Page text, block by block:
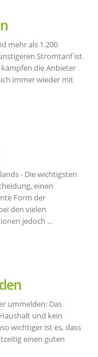
mehr als 1.200
Stromtarif ist
die Anbieter
immer wieder mit
- Die wichtigsten
einen
Form der
den vielen
jedoch ...
ummelden: Das
und kein
wichtiger ist es, dass
einen guten